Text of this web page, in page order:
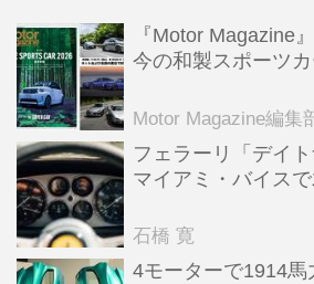
『Motor Magazine
今の和製スポーツ
Motor Magazine編集
フェラーリ「デイ
マイアミ・バイス
石橋 寛
4モーターで1914馬